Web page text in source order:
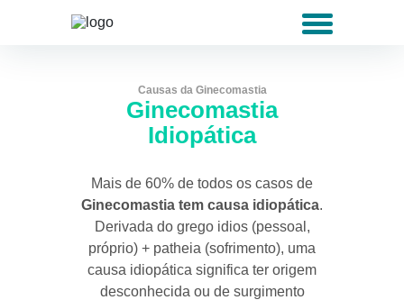
Causas da Ginecomastia
Ginecomastia
Idiopática
Mais de 60% de todos os casos de
Ginecomastia tem causa idiopática.
Derivada do grego idios (pessoal,
próprio) + patheia (sofrimento), uma
causa idiopática significa ter origem
desconhecida ou de surgimento